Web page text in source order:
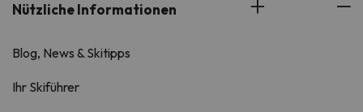
Nützliche Informationen
Blog, News & Skitipps
Ihr Skiführer